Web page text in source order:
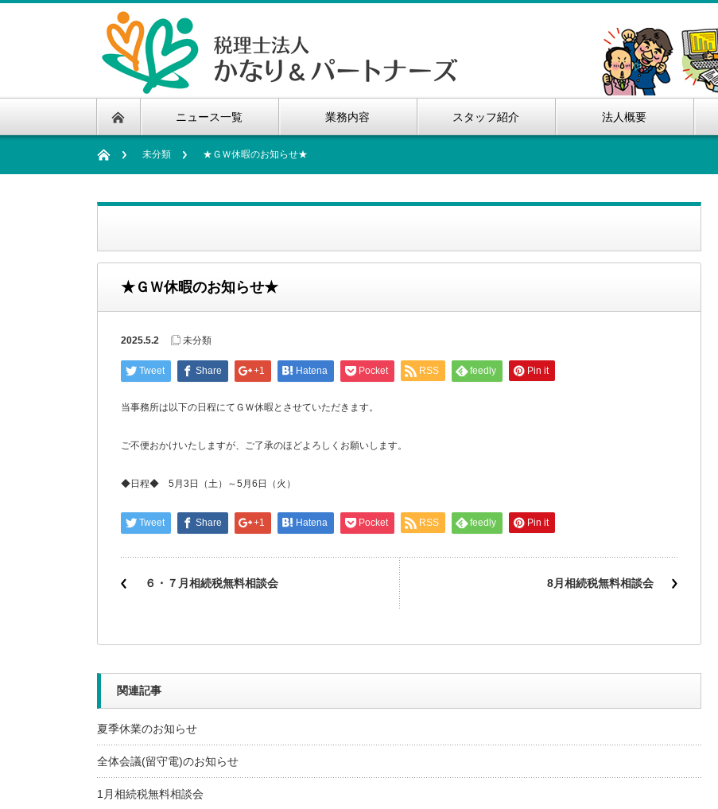
ニュース一覧 業務内容 スタッフ紹介 法人概要
未分類 ★ＧＷ休暇のお知らせ★
★ＧＷ休暇のお知らせ★
2025.5.2 未分類
Tweet Share +1 Hatena Pocket RSS feedly Pin it
当事務所は以下の日程にてＧＷ休暇とさせていただきます。
ご不便おかけいたしますが、ご了承のほどよろしくお願いします。
◆日程◆ 5月3日（土）～5月6日（火）
Tweet Share +1 Hatena Pocket RSS feedly Pin it
６・７月相続税無料相談会 8月相続税無料相談会
関連記事
夏季休業のお知らせ
全体会議(留守電)のお知らせ
1月相続税無料相談会